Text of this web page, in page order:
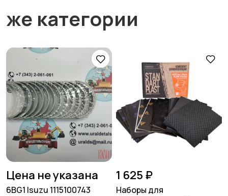
же категории
Цена не указана
6BG1 Isuzu 1115100743
1 625 ₽
Наборы для